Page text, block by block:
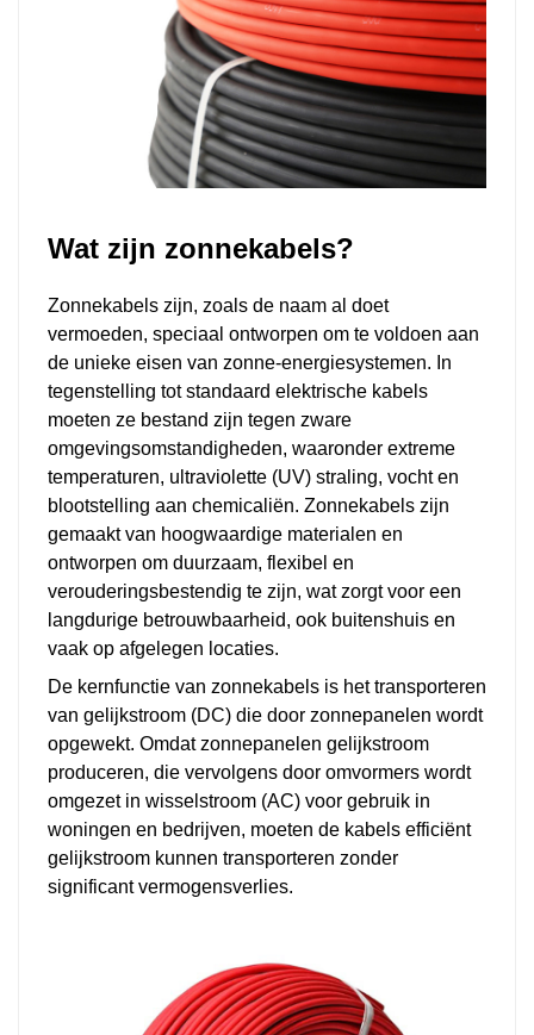
Wat zijn zonnekabels?
Zonnekabels zijn, zoals de naam al doet
vermoeden, speciaal ontworpen om te voldoen aan
de unieke eisen van zonne-energiesystemen. In
tegenstelling tot standaard elektrische kabels
moeten ze bestand zijn tegen zware
omgevingsomstandigheden, waaronder extreme
temperaturen, ultraviolette (UV) straling, vocht en
blootstelling aan chemicaliën. Zonnekabels zijn
gemaakt van hoogwaardige materialen en
ontworpen om duurzaam, flexibel en
verouderingsbestendig te zijn, wat zorgt voor een
langdurige betrouwbaarheid, ook buitenshuis en
vaak op afgelegen locaties.
De kernfunctie van zonnekabels is het transporteren
van gelijkstroom (DC) die door zonnepanelen wordt
opgewekt. Omdat zonnepanelen gelijkstroom
produceren, die vervolgens door omvormers wordt
omgezet in wisselstroom (AC) voor gebruik in
woningen en bedrijven, moeten de kabels efficiënt
gelijkstroom kunnen transporteren zonder
significant vermogensverlies.